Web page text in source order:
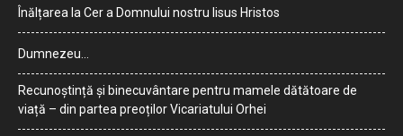
Înălțarea la Cer a Domnului nostru Iisus Hristos
Dumnezeu…
Recunoștință și binecuvântare pentru mamele dătătoare de
viață – din partea preoților Vicariatului Orhei